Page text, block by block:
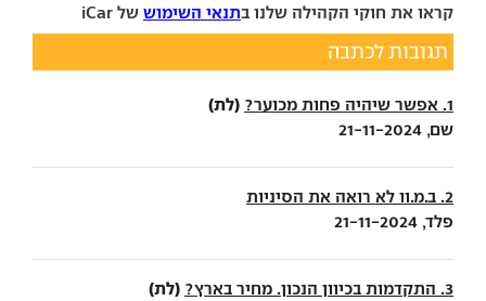
קראו את חוקי הקהילה שלנו בתנאי השימוש של iCar
תגובות לכתבה
1. אפשר שיהיה פחות מכוער? (לת)
שם, 21-11-2024
2. ב.מ.וו לא רואה את הסיניות
פלד, 21-11-2024
3. התקדמות בכיוון הנכון. מחיר בארץ? (לת)